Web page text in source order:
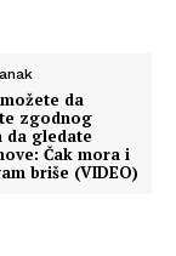
da
zgodnog
da gledate
Čak mora i
briše (VIDEO)